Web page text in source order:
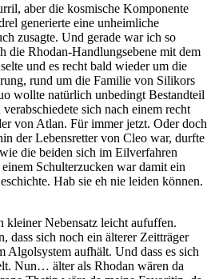
aber die kosmische Komponente
generierte eine unheimliche
zusagte. Und gerade war ich so
die Rhodan-Handlungsebene mit dem
und es recht bald wieder um die
rund um die Familie von Silikors
wollte natürlich unbedingt Bestandteil
sich nach einem recht
von Atlan. Für immer jetzt. Oder doch
der Lebensretter von Cleo war, durfte
die beiden sich im Eilverfahren
Schulterzucken war damit ein
Hab sie eh nie leiden können.
kleiner Nebensatz leicht aufuffen.
dass sich noch ein älterer Zeitträger
Algolsystem aufhält. Und dass es sich
Nun… älter als Rhodan wären da